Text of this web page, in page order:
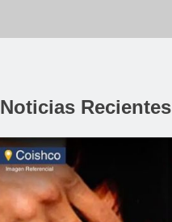
Noticias Recientes